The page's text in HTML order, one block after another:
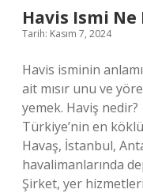
Havis Ismi Ne
Tarih: Kasım 7, 2024
Havis isminin
ait mısır unu ve
yemek. Haviş nedir?
Türkiye’nin en
Havaş, İstanbul,
havalimanlarında
Şirket, yer